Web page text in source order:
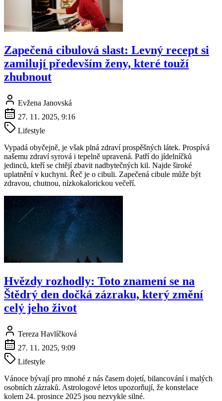
Zapečená cibulová slast: Levný recept si
zamilují především ženy, které touží
zhubnout
Evžena Janovská
27. 11. 2025, 9:16
Lifestyle
Vypadá obyčejně, je však plná zdraví prospěšných látek. Prospívá
našemu zdraví syrová i tepelně upravená. Patří do jídelníčků
jedinců, kteří se chtějí zbavit nadbytečných kil. Najde široké
uplatnění v kuchyni. Řeč je o cibuli. Zapečená cibule může být
zdravou, chutnou, nízkokalorickou večeří.
Hvězdy rozhodly: Toto znamení se na
Štědrý den dočká zázraku, který změní
celý jeho život
Tereza Havlíčková
27. 11. 2025, 9:09
Lifestyle
Vánoce bývají pro mnohé z nás časem dojetí, bilancování i malých
osobních zázraků. Astrologové letos upozorňují, že konstelace
kolem 24. prosince 2025 jsou nezvykle silné.